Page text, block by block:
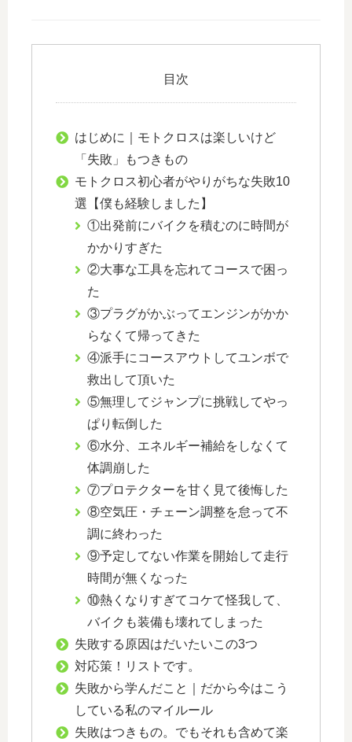
目次
はじめに｜モトクロスは楽しいけど
「失敗」もつきもの
モトクロス初心者がやりがちな失敗10
選【僕も経験しました】
①出発前にバイクを積むのに時間が
かかりすぎた
②大事な工具を忘れてコースで困っ
た
③プラグがかぶってエンジンがかか
らなくて帰ってきた
④派手にコースアウトしてユンボで
救出して頂いた
⑤無理してジャンプに挑戦してやっ
ぱり転倒した
⑥水分、エネルギー補給をしなくて
体調崩した
⑦プロテクターを甘く見て後悔した
⑧空気圧・チェーン調整を怠って不
調に終わった
⑨予定してない作業を開始して走行
時間が無くなった
⑩熱くなりすぎてコケて怪我して、
バイクも装備も壊れてしまった
失敗する原因はだいたいこの3つ
対応策！リストです。
失敗から学んだこと｜だから今はこう
している私のマイルール
失敗はつきもの。でもそれも含めて楽